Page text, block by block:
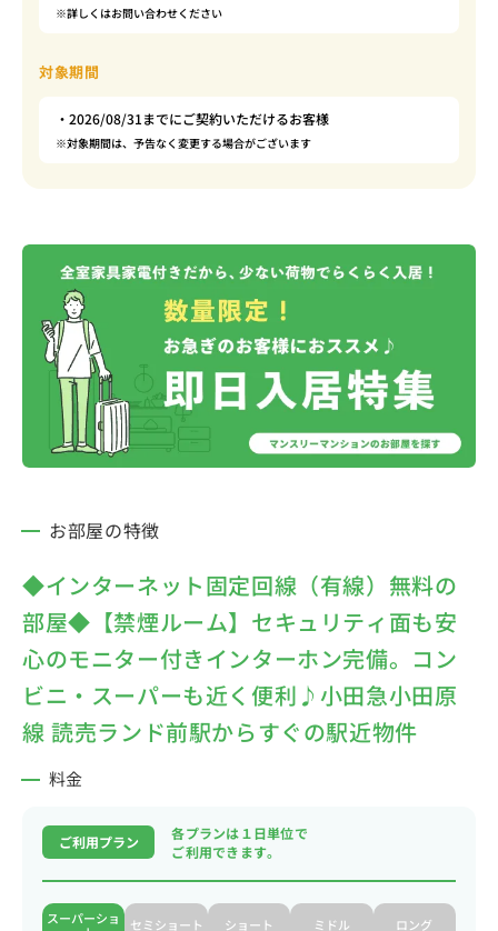
※詳しくはお問い合わせください
対象期間
・2026/08/31までにご契約いただけるお客様
※対象期間は、予告なく変更する場合がございます
お部屋の特徴
◆インターネット固定回線（有線）無料の
部屋◆【禁煙ルーム】セキュリティ面も安
心のモニター付きインターホン完備。コン
ビニ・スーパーも近く便利♪小田急小田原
線 読売ランド前駅からすぐの駅近物件
料金
ご利用プラン
各プランは１日単位で
ご利用できます。
スーパーショ
セミショート ショート ミドル ロング